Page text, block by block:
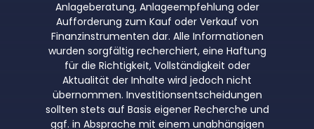
Anlageberatung, Anlageempfehlung oder
Aufforderung zum Kauf oder Verkauf von
Finanzinstrumenten dar. Alle Informationen
wurden sorgfältig recherchiert, eine Haftung
für die Richtigkeit, Vollständigkeit oder
Aktualität der Inhalte wird jedoch nicht
übernommen. Investitionsentscheidungen
sollten stets auf Basis eigener Recherche und
ggf. in Absprache mit einem unabhängigen